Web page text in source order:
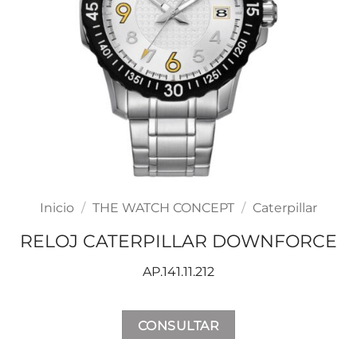
Inicio / THE WATCH CONCEPT / Caterpillar
RELOJ CATERPILLAR DOWNFORCE
AP.141.11.212
CONSULTAR